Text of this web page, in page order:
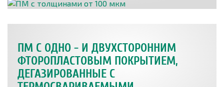
ПМ С ОДНО - И ДВУХСТОРОННИМ
ФТОРОПЛАСТОВЫМ ПОКРЫТИЕМ,
ДЕГАЗИРОВАННЫЕ С